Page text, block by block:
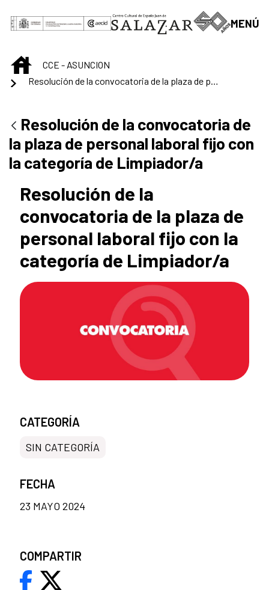
Saltar al contenido principal
MENÚ
INICIOCCE - ASUNCION
Resolución de la convocatoria de
la plaza de personal laboral fijo con
la categoría de Limpiador/a
Resolución de la
convocatoria de la plaza de
personal laboral fijo con la
categoría de Limpiador/a
CATEGORÍA
SIN CATEGORÍA
FECHA
23 MAYO 2024
COMPARTIR